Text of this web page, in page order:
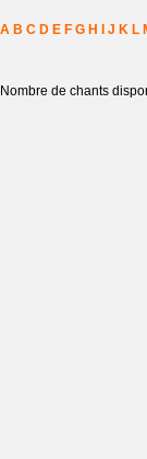
A B C D E F G H J K L
Nombre de chants